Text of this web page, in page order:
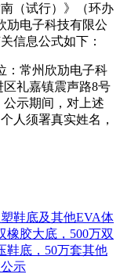
（试行）》（环办
劢电子科技有限公
信息公式如下：
：常州欣劢电子科
礼嘉镇震声路8号
公示期间，对上述
人须署真实姓名，
鞋底及其他EVA体
胶大底，500万双
鞋底，50万套其他
示